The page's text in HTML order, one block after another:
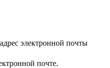
электронной почты
почте.